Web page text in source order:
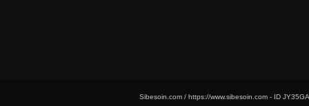
Sibesoin.com / https://www.sibesoin.com - ID